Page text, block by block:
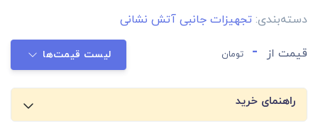
دسته‌بندی: تجهیزات جانبی آتش نشانی
قیمت از - تومان لیست قیمت‌ها
راهنمای خرید